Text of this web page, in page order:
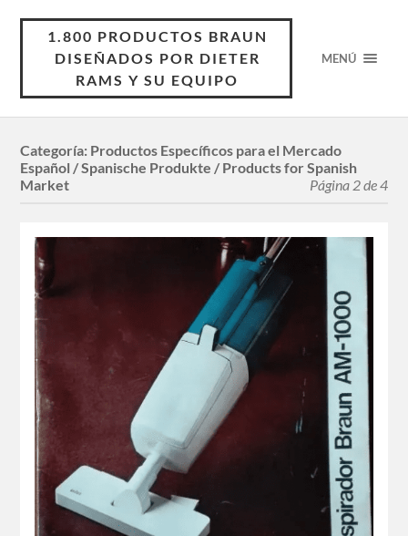
1.800 PRODUCTOS BRAUN
DISEÑADOS POR DIETER
RAMS Y SU EQUIPO
MENÚ
Categoría: Productos Específicos para el Mercado
Español / Spanische Produkte / Products for Spanish
Market
Página 2 de 4